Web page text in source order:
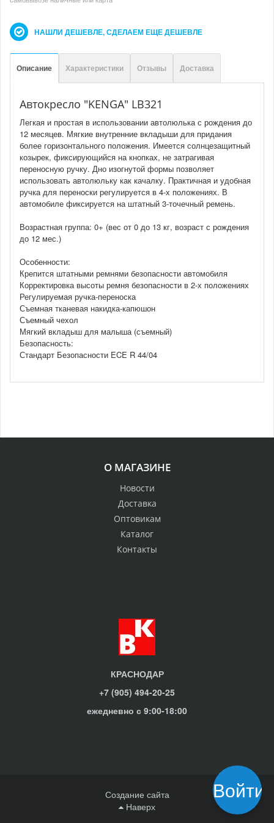
НАШЛИ ДЕШЕВЛЕ, СДЕЛАЕМ ЕЩЕ ДЕШЕВЛЕ
Описание Характеристики Отзывы Доставка
Автокресло "KENGA" LB321
Легкая и простая в использовании автолюлька с рождения до
12 месяцев. Мягкие внутренние вкладыши для придания
более горизонтального положения. Имеется солнцезащитный
козырек, фиксирующийся на кнопках, не затрагивая
переносную ручку. Дно изогнутой формы позволяет
использовать автолюльку как качалку. Практичная и удобная
ручка для переноски регулируется в 4-х положениях. В
автомобиле фиксируется на штатный 3-точечный ремень.
Возрастная группа: 0+ (вес от 0 до 13 кг, возраст с рождения
до 12 мес.)
Особенности:
Крепится штатными ремнями безопасности автомобиля
Корректировка высоты ремня безопасности в 2-х положениях
Регулируемая ручка-переноска
Съемная тканевая накидка-капюшон
Съемный чехол
Мягкий вкладыш для малыша (съемный)
Безопасность:
Стандарт Безопасности ECE R 44/04
О МАГАЗИНЕ
Новости
Доставка
Оптовикам
Каталог
Контакты
КРАСНОДАР
+7 (905) 494-20-25
ежедневно с 9:00-18:00
Создание сайта
Наверх
Войти